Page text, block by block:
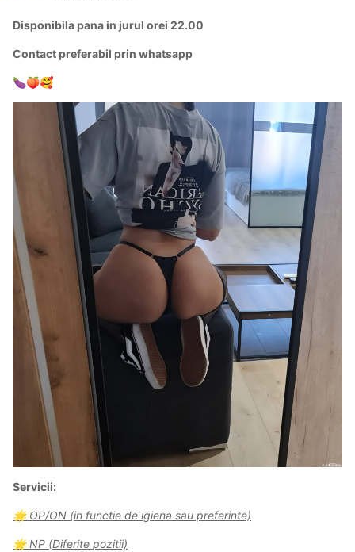
Disponibila pana in jurul orei 22.00
Contact preferabil prin whatsapp
🍆🍑🥰
Servicii:
🌟 OP/ON (in functie de igiena sau preferinte)
🌟 NP (Diferite pozitii)